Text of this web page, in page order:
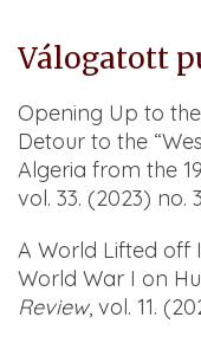
Válogatott
Opening Up to
Detour to the
Algeria from the
vol. 33. (2023) no.
A World Lifted off
World War I on
Review, vol. 11.